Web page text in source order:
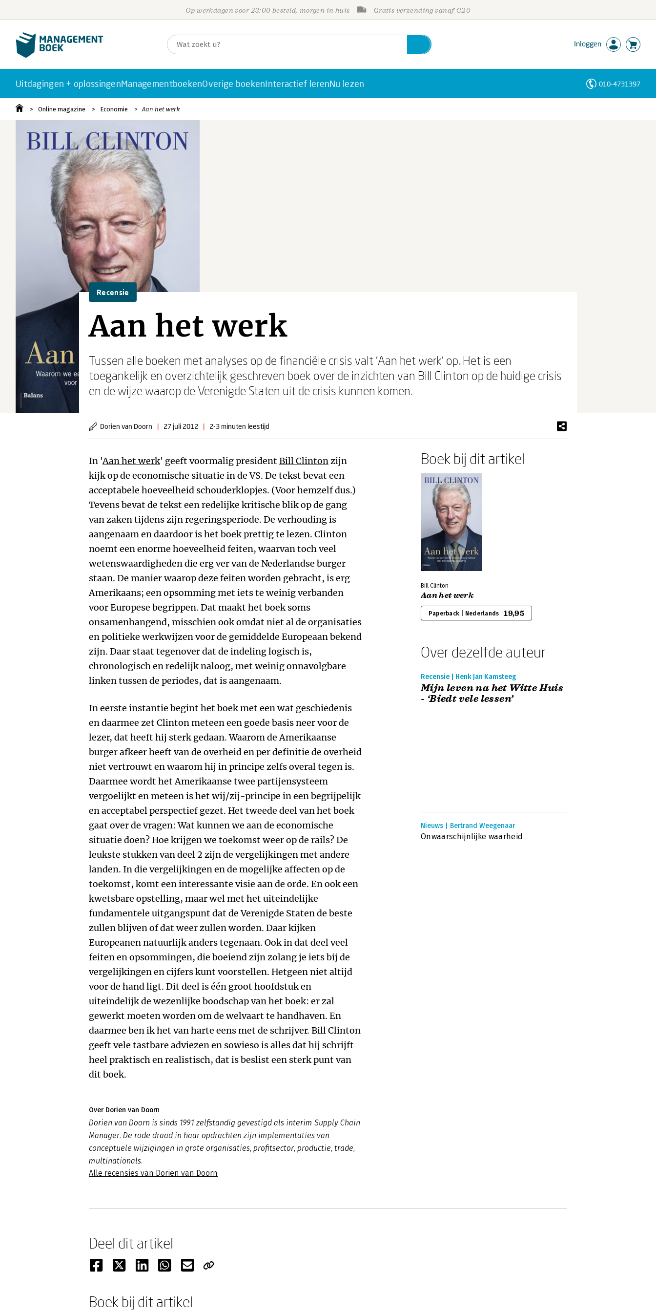
Op werkdagen voor 23:00 besteld, morgen in huis Gratis verzending vanaf €20
Inloggen
Uitdagingen + oplossingenManagementboekenOverige boekenInteractief lerenNu lezen 010-4731397
Online magazine Economie Aan het werk
Recensie
Aan het werk
Tussen alle boeken met analyses op de financiële crisis valt 'Aan het werk' op. Het is een
toegankelijk en overzichtelijk geschreven boek over de inzichten van Bill Clinton op de huidige crisis
en de wijze waarop de Verenigde Staten uit de crisis kunnen komen.
Dorien van Doorn | 27 juli 2012 | 2-3 minuten leestijd
In 'Aan het werk' geeft voormalig president Bill Clintonzijn
kijk op de economische situatie in de VS. De tekst bevat een
acceptabele hoeveelheid schouderklopjes. (Voor hemzelf dus.)
Tevens bevat de tekst een redelijke kritische blik op de gang
van zaken tijdens zijn regeringsperiode. De verhouding is
aangenaam en daardoor is het boek prettig te lezen. Clinton
noemt een enorme hoeveelheid feiten, waarvan toch veel
wetenswaardigheden die erg ver van de Nederlandse burger
staan. De manier waarop deze feiten worden gebracht, is erg
Amerikaans; een opsomming met iets te weinig verbanden
voor Europese begrippen. Dat maakt het boek soms
onsamenhangend, misschien ook omdat niet al de organisaties
en politieke werkwijzen voor de gemiddelde Europeaan bekend
zijn. Daar staat tegenover dat de indeling logisch is,
chronologisch en redelijk naloog, met weinig onnavolgbare
linken tussen de periodes, dat is aangenaam.
In eerste instantie begint het boek met een wat geschiedenis
en daarmee zet Clinton meteen een goede basis neer voor de
lezer, dat heeft hij sterk gedaan. Waarom de Amerikaanse
burger afkeer heeft van de overheid en per definitie de overheid
niet vertrouwt en waarom hij in principe zelfs overal tegen is.
Daarmee wordt het Amerikaanse twee partijensysteem
vergoelijkt en meteen is het wij/zij-principe in een begrijpelijk
en acceptabel perspectief gezet. Het tweede deel van het boek
gaat over de vragen: Wat kunnen we aan de economische
situatie doen? Hoe krijgen we toekomst weer op de rails? De
leukste stukken van deel 2 zijn de vergelijkingen met andere
landen. In die vergelijkingen en de mogelijke affecten op de
toekomst, komt een interessante visie aan de orde. En ook een
kwetsbare opstelling, maar wel met het uiteindelijke
fundamentele uitgangspunt dat de Verenigde Staten de beste
zullen blijven of dat weer zullen worden. Daar kijken
Europeanen natuurlijk anders tegenaan. Ook in dat deel veel
feiten en opsommingen, die boeiend zijn zolang je iets bij de
vergelijkingen en cijfers kunt voorstellen. Hetgeen niet altijd
voor de hand ligt. Dit deel is één groot hoofdstuk en
uiteindelijk de wezenlijke boodschap van het boek: er zal
gewerkt moeten worden om de welvaart te handhaven. En
daarmee ben ik het van harte eens met de schrijver. Bill Clinton
geeft vele tastbare adviezen en sowieso is alles dat hij schrijft
heel praktisch en realistisch, dat is beslist een sterk punt van
dit boek.
Over Dorien van Doorn
Dorien van Doorn is sinds 1991 zelfstandig gevestigd als interim Supply Chain
Manager. De rode draad in haar opdrachten zijn implementaties van
conceptuele wijzigingen in grote organisaties, profitsector, productie, trade,
multinationals.
Alle recensies van Dorien van Doorn
Boek bij dit artikel
Bill Clinton
Aan het werk
Paperback | Nederlands 19,95
Over dezelfde auteur
Recensie | Henk Jan Kamsteeg
Mijn leven na het Witte Huis
- ‘Biedt vele lessen’
Nieuws | Bertrand Weegenaar
Onwaarschijnlijke waarheid
Deel dit artikel
Boek bij dit artikel
Personen